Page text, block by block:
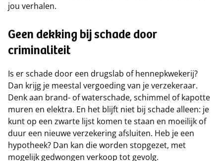
jou verhalen.
Geen dekking bij schade door
criminaliteit
Is er schade door een drugslab of hennepkwekerij?
Dan krijg je meestal vergoeding van je verzekeraar.
Denk aan brand- of waterschade, schimmel of kapotte
muren en elektra. En het blijft niet bij schade alleen: je
kunt op een zwarte lijst komen te staan en moeilijk of
duur een nieuwe verzekering afsluiten. Heb je een
hypotheek? Dan kan die worden stopgezet, met
mogelijk gedwongen verkoop tot gevolg.